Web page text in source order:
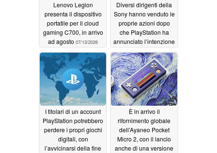
Lenovo Legion
presenta il dispositivo
portatile per il cloud
gaming C700, in arrivo
ad agosto 07/13/2026
Diversi dirigenti della
Sony hanno venduto le
proprie azioni dopo
che PlayStation ha
annunciato l’intenzione
lancio di nuovi giochi
su supporti fisici
07/11/2026
I titolari di un account
PlayStation potrebbero
perdere i propri giochi
digitali, con
l’avvicinarsi della fine
È in arrivo il
rifornimento globale
dell’Ayaneo Pocket
Micro 2, con il lancio
anche di una versione